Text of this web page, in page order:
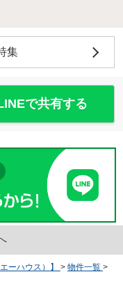
集
で共有する
ーハウス）】 > 物件一覧 >